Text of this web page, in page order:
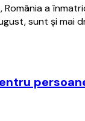
a
sunt şi